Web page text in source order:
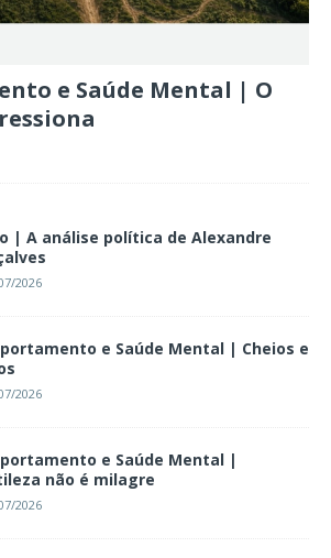
e Saúde Mental | O
| A análise política de Alexandre
2026
e Saúde Mental | Cheios e
2026
e Saúde Mental |
não é milagre
2026